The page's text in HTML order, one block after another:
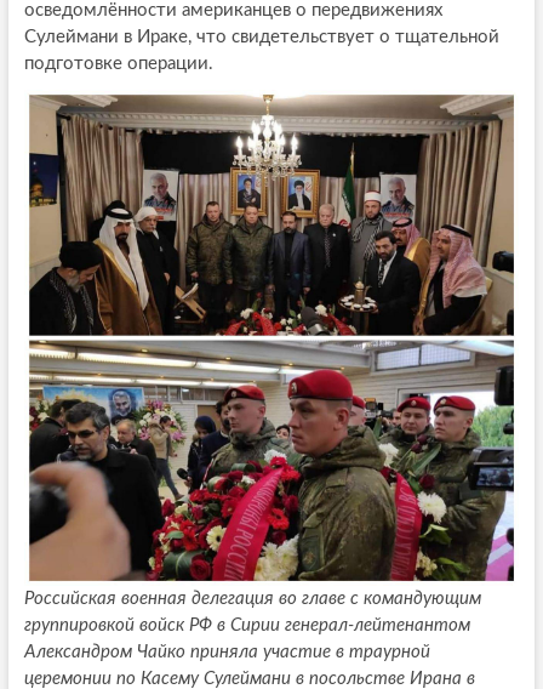
осведомлённости американцев о передвижениях
Сулеймани в Ираке, что свидетельствует о тщательной
подготовке операции.
Российская военная делегация во главе с командующим
группировкой войск РФ в Сирии генерал-лейтенантом
Александром Чайко приняла участие в траурной
церемонии по Касему Сулеймани в посольстве Ирана в